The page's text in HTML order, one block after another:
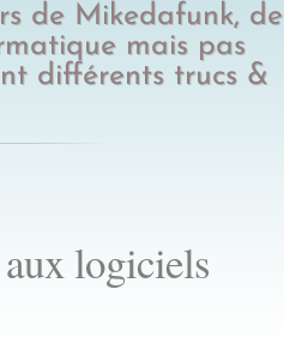
de Mikedafunk, de
mais pas
différents trucs &
logiciels